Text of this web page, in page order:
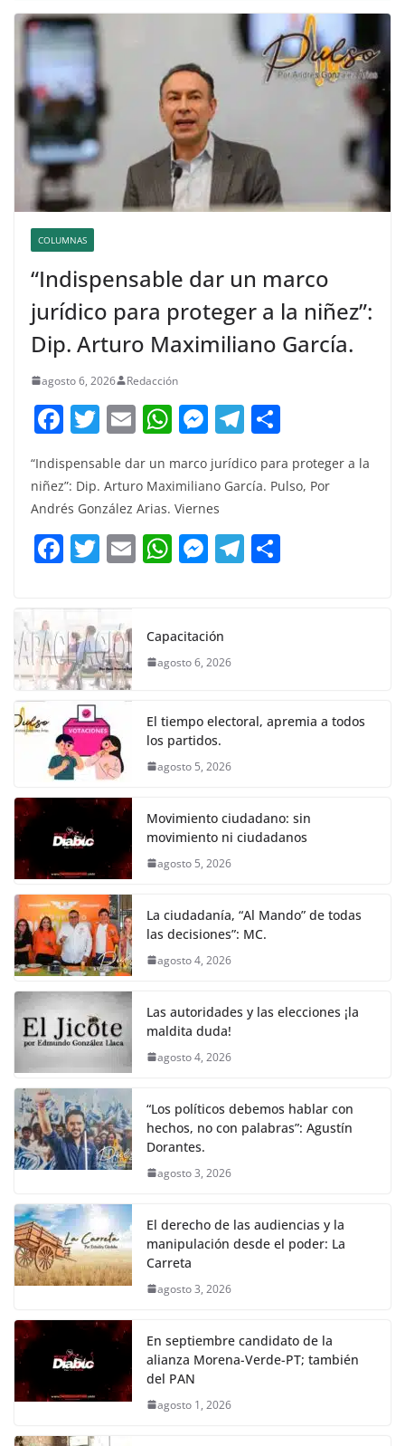
COLUMNAS
“Indispensable dar un marco
jurídico para proteger a la niñez”:
Dip. Arturo Maximiliano García.
agosto 6, 2026 Redacción
F
c
e
b
o
k
T
w
itt
er
E
ai
l
W
at
s
A
p
M
e
ss
e
n
g
T
e
a
m
m
“Indispensable dar un marco jurídico para proteger a la
niñez”: Dip. Arturo Maximiliano García. Pulso, Por
Andrés González Arias. Viernes
F
c
e
b
o
o
k
T
itt
er
E W
s
A
p
M
e
n
er
T
Capacitación
agosto 6, 2026
El tiempo electoral, apremia a todos
los partidos.
agosto 5, 2026
Movimiento ciudadano: sin
movimiento ni ciudadanos
agosto 5, 2026
La ciudadanía, “Al Mando” de todas
las decisiones”: MC.
agosto 4, 2026
Las autoridades y las elecciones ¡la
maldita duda!
agosto 4, 2026
“Los políticos debemos hablar con
hechos, no con palabras”: Agustín
Dorantes.
agosto 3, 2026
El derecho de las audiencias y la
manipulación desde el poder: La
Carreta
agosto 3, 2026
En septiembre candidato de la
alianza Morena-Verde-PT; también
del PAN
agosto 1, 2026